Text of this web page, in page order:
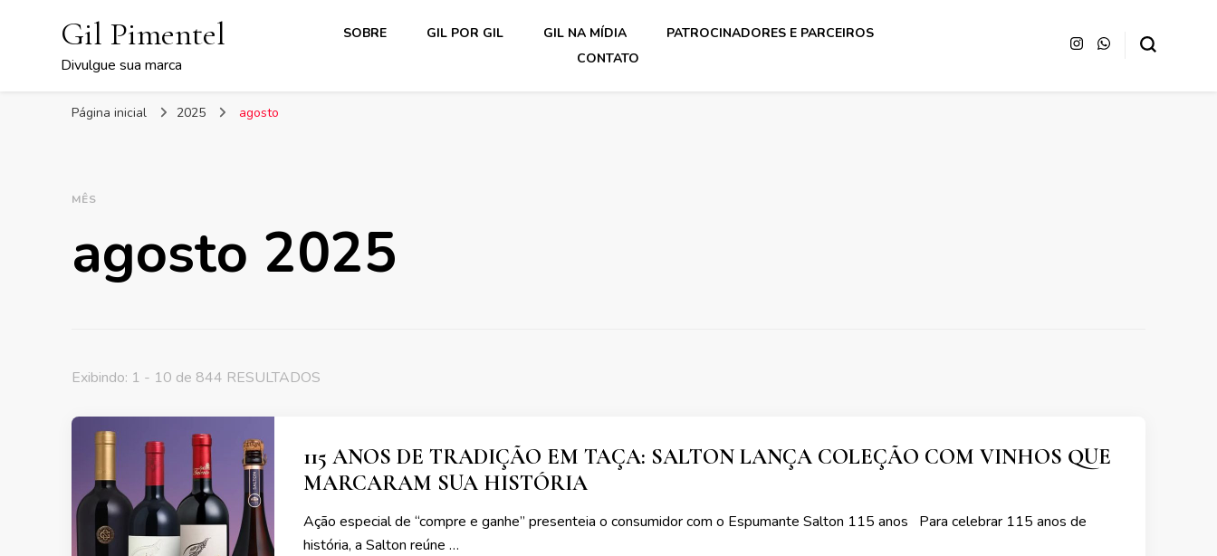
Gil Pimentel
Divulgue sua marca
SOBRE GIL POR GIL GIL NA MÍDIA
PATROCINADORES E PARCEIROS
CONTATO
Página inicial 2025 agosto
MÊS
agosto 2025
Exibindo: 1 - 10 de 844 RESULTADOS
115 ANOS DE TRADIÇÃO EM TAÇA: SALTON LANÇA COLEÇÃO COM VINHOS QUE
MARCARAM SUA HISTÓRIA
Ação especial de “compre e ganhe” presenteia o consumidor com o Espumante Salton 115 anos Para celebrar 115 anos de
história, a Salton reúne …